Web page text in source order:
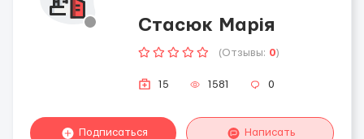
Стасюк Марія
(Отзывы: 0)
15 1581 0
Подписаться Написать